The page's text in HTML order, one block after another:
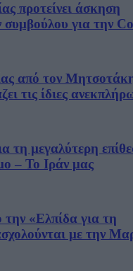
προτείνει άσκηση
για την
από τον
τις ίδιες
τη μεγαλύτερη
– Το Ιράν μας
«Ελπίδα για τη
με την